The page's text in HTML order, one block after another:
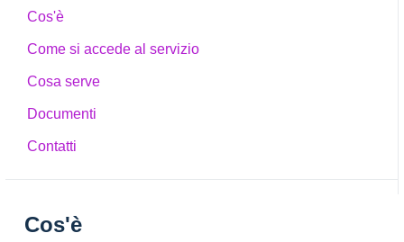
Cos'è
Come si accede al servizio
Cosa serve
Documenti
Contatti
Cos'è